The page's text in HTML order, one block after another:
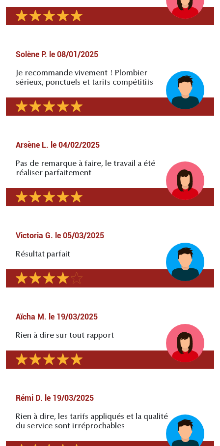
Solène P. le 08/01/2025
Je recommande vivement ! Plombier
sérieux, ponctuels et tarifs compétitifs
Arsène L. le 04/02/2025
Pas de remarque à faire, le travail a été
réaliser parfaitement
Victoria G. le 05/03/2025
Résultat parfait
Aïcha M. le 19/03/2025
Rien à dire sur tout rapport
Rémi D. le 19/03/2025
Rien à dire, les tarifs appliqués et la qualité
du service sont irréprochables